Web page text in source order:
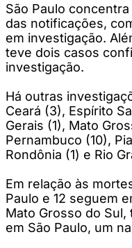
São Paulo
das notificações,
em investigação.
teve dois casos
investigação.
Há outras
Ceará (3), Espírito
Gerais (1), Mato
Pernambuco (10),
Rondônia (1) e Rio
Em relação às
Paulo e 12 seguem
Mato Grosso do
em São Paulo, um